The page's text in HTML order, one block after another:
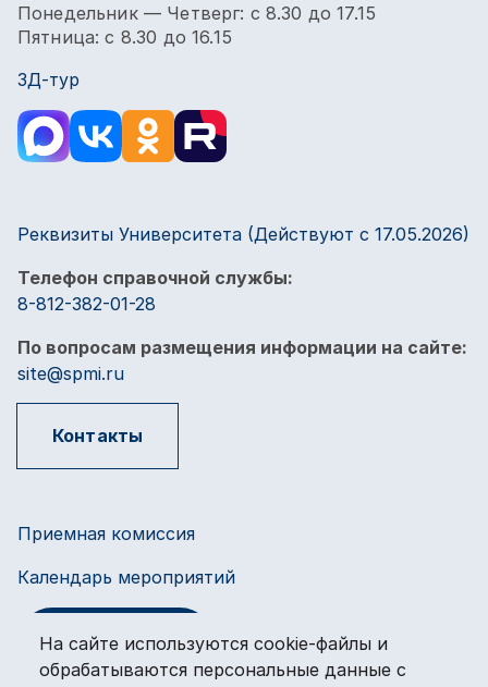
Понедельник — Четверг: с 8.30 до 17.15
Пятница: с 8.30 до 16.15
3Д-тур
Реквизиты Университета (Действуют с 17.05.2026)
Телефон справочной службы:
8-812-382-01-28
По вопросам размещения информации на сайте:
site@spmi.ru
Контакты
Приемная комиссия
Календарь мероприятий
Оплата услуг
На сайте используются cookie-файлы и
обрабатываются персональные данные с